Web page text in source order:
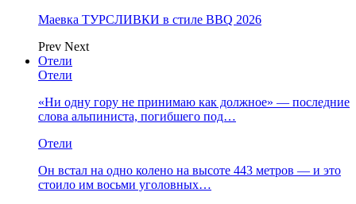
Маевка ТУРСЛИВКИ в стиле BBQ 2026
Prev Next
Отели
Отели
«Ни одну гору не принимаю как должное» — последние
слова альпиниста, погибшего под…
Отели
Он встал на одно колено на высоте 443 метров — и это
стоило им восьми уголовных…